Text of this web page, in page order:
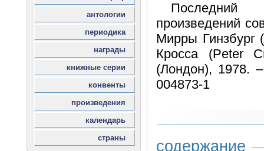
произведений
Мирры Гинзбург
Кросса (Peter
(Лондон), 1978.
004873-1
содержание